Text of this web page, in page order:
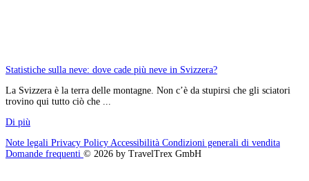
Statistiche sulla neve: dove cade più neve in Svizzera?
La Svizzera è la terra delle montagne. Non c’è da stupirsi che gli sciatori
trovino qui tutto ciò che ...
Di più
Note legali Privacy Policy Accessibilità Condizioni generali di vendita
Domande frequenti © 2026 by TravelTrex GmbH